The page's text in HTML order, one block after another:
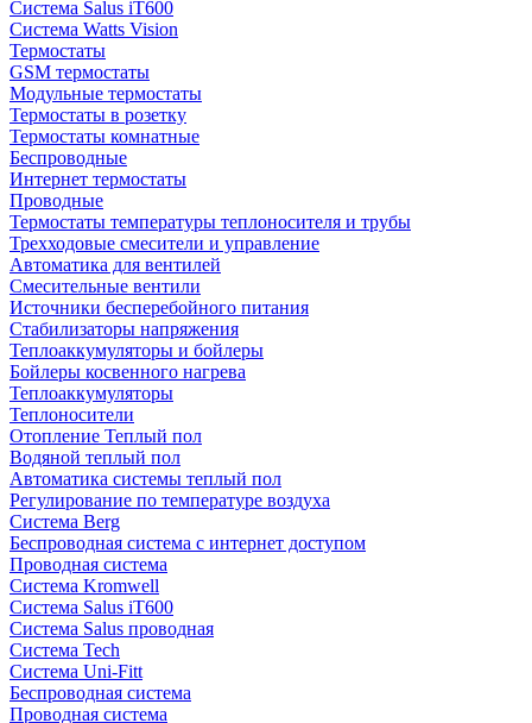
Система Salus iT600
Система Watts Vision
Термостаты
GSM термостаты
Модульные термостаты
Термостаты в розетку
Термостаты комнатные
Беспроводные
Интернет термостаты
Проводные
Термостаты температуры теплоносителя и трубы
Трехходовые смесители и управление
Автоматика для вентилей
Смесительные вентили
Источники бесперебойного питания
Стабилизаторы напряжения
Теплоаккумуляторы и бойлеры
Бойлеры косвенного нагрева
Теплоаккумуляторы
Теплоносители
Отопление Теплый пол
Водяной теплый пол
Автоматика системы теплый пол
Регулирование по температуре воздуха
Система Berg
Беспроводная система с интернет доступом
Проводная система
Система Kromwell
Система Salus iT600
Система Salus проводная
Система Tech
Система Uni-Fitt
Беспроводная система
Проводная система